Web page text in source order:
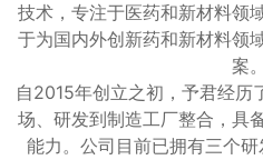
技术，专注于医药和新材料领
于为国内外创新药和新材料领
案。
自2015年创立之初，予君经历
场、研发到制造工厂整合，具
能力。公司目前已拥有三个